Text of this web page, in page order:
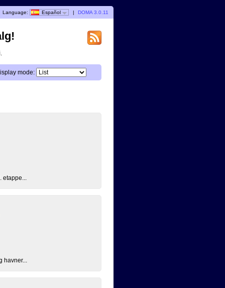
Language: Español | DOMA 3.0.11
mode: